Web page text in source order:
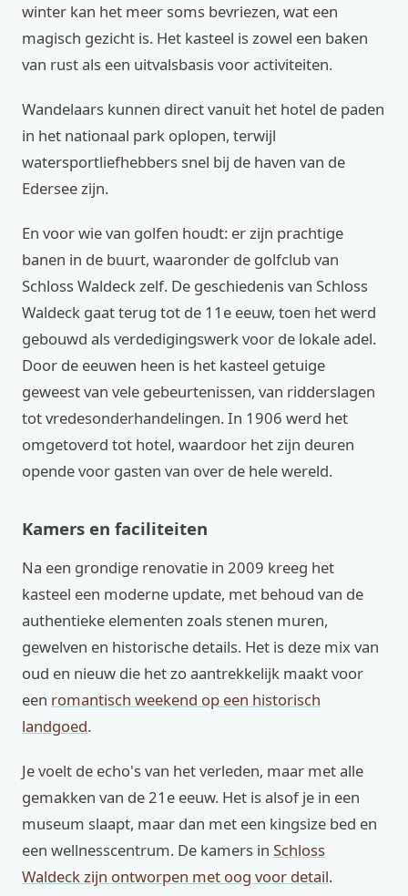
winter kan het meer soms bevriezen, wat een
magisch gezicht is. Het kasteel is zowel een baken
van rust als een uitvalsbasis voor activiteiten.
Wandelaars kunnen direct vanuit het hotel de paden
in het nationaal park oplopen, terwijl
watersportliefhebbers snel bij de haven van de
Edersee zijn.
En voor wie van golfen houdt: er zijn prachtige
banen in de buurt, waaronder de golfclub van
Schloss Waldeck zelf. De geschiedenis van Schloss
Waldeck gaat terug tot de 11e eeuw, toen het werd
gebouwd als verdedigingswerk voor de lokale adel.
Door de eeuwen heen is het kasteel getuige
geweest van vele gebeurtenissen, van ridderslagen
tot vredesonderhandelingen. In 1906 werd het
omgetoverd tot hotel, waardoor het zijn deuren
opende voor gasten van over de hele wereld.
Kamers en faciliteiten
Na een grondige renovatie in 2009 kreeg het
kasteel een moderne update, met behoud van de
authentieke elementen zoals stenen muren,
gewelven en historische details. Het is deze mix van
oud en nieuw die het zo aantrekkelijk maakt voor
een romantisch weekend op een historisch
landgoed.
Je voelt de echo's van het verleden, maar met alle
gemakken van de 21e eeuw. Het is alsof je in een
museum slaapt, maar dan met een kingsize bed en
een wellnesscentrum. De kamers in Schloss
Waldeck zijn ontworpen met oog voor detail.